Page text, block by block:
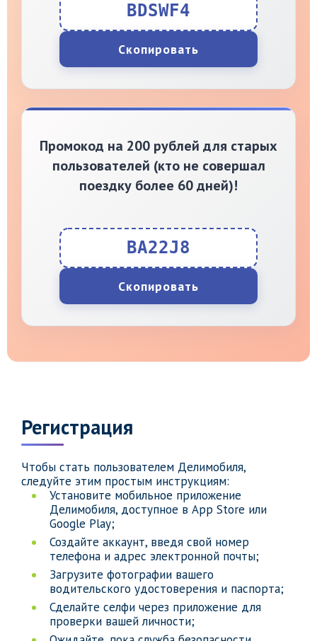
BDSWF4
Скопировать
Промокод на 200 рублей для старых
пользователей (кто не совершал
поездку более 60 дней)!
BA22J8
Скопировать
Регистрация
Чтобы стать пользователем Делимобиля,
следуйте этим простым инструкциям:
Установите мобильное приложение
Делимобиля, доступное в App Store или
Google Play;
Создайте аккаунт, введя свой номер
телефона и адрес электронной почты;
Загрузите фотографии вашего
водительского удостоверения и паспорта;
Сделайте селфи через приложение для
проверки вашей личности;